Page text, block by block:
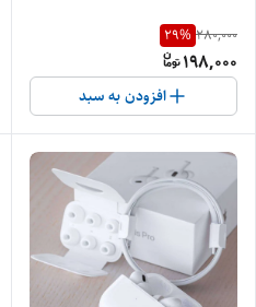
280,000
29%
198,000
افزودن به سبد